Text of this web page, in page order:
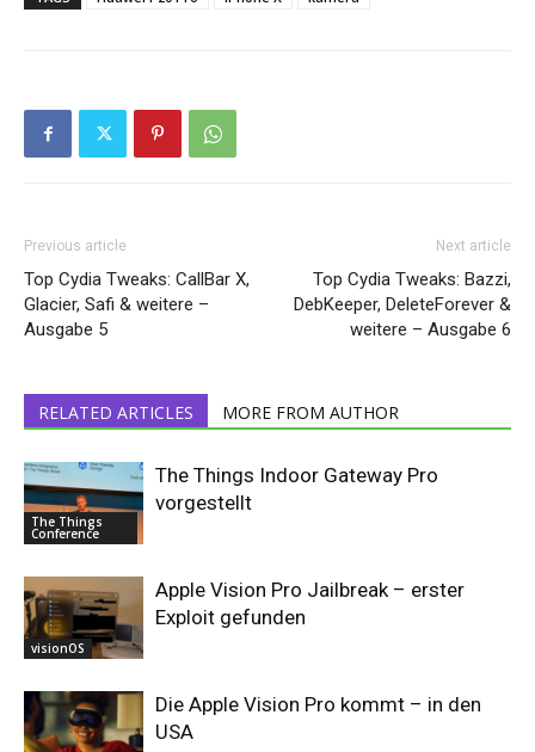
Previous article
Top Cydia Tweaks: CallBar X,
Glacier, Safi & weitere –
Ausgabe 5
Next article
Top Cydia Tweaks: Bazzi,
DebKeeper, DeleteForever &
weitere – Ausgabe 6
RELATED ARTICLES MORE FROM AUTHOR
The Things
Conference
The Things Indoor Gateway Pro
vorgestellt
visionOS
Apple Vision Pro Jailbreak – erster
Exploit gefunden
Die Apple Vision Pro kommt – in den
USA